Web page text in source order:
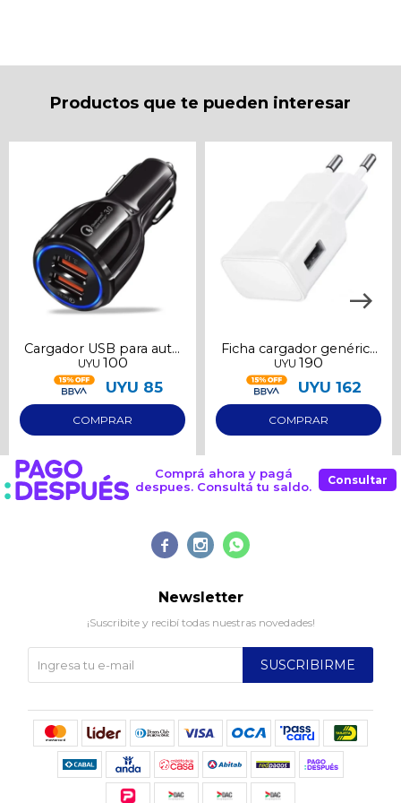
Productos que te pueden interesar
Cargador USB para auto
2 puertos 3A
UYU 100
UYU 85
Ficha cargador genérica
1a
UYU 190
UYU 162
Comprá ahora y pagá
despues. Consultá tu saldo.
Consultar
  
Newsletter
¡Suscribite y recibí todas nuestras novedades!
SUSCRIBIRME